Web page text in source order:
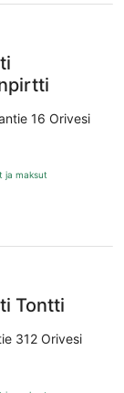
16 Orivesi
ja maksut
Tontti
312 Orivesi